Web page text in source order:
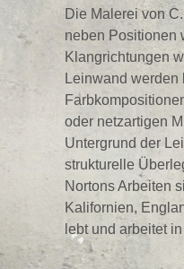
Die Malerei von
neben Positionen
Klangrichtungen
Leinwand werden
oder netzartigen
Untergrund der
strukturelle
Nortons Arbeiten
Kalifornien,
lebt und arbeitet